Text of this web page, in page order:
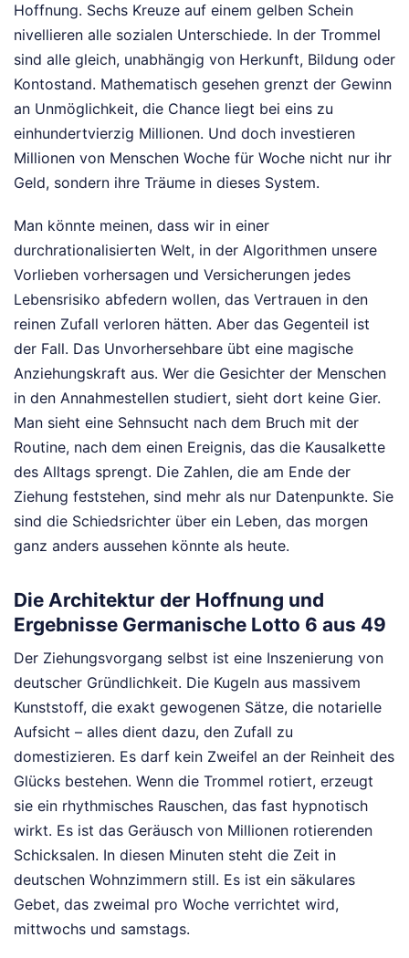
Hoffnung. Sechs Kreuze auf einem gelben Schein
nivellieren alle sozialen Unterschiede. In der Trommel
sind alle gleich, unabhängig von Herkunft, Bildung oder
Kontostand. Mathematisch gesehen grenzt der Gewinn
an Unmöglichkeit, die Chance liegt bei eins zu
einhundertvierzig Millionen. Und doch investieren
Millionen von Menschen Woche für Woche nicht nur ihr
Geld, sondern ihre Träume in dieses System.
Man könnte meinen, dass wir in einer
durchrationalisierten Welt, in der Algorithmen unsere
Vorlieben vorhersagen und Versicherungen jedes
Lebensrisiko abfedern wollen, das Vertrauen in den
reinen Zufall verloren hätten. Aber das Gegenteil ist
der Fall. Das Unvorhersehbare übt eine magische
Anziehungskraft aus. Wer die Gesichter der Menschen
in den Annahmestellen studiert, sieht dort keine Gier.
Man sieht eine Sehnsucht nach dem Bruch mit der
Routine, nach dem einen Ereignis, das die Kausalkette
des Alltags sprengt. Die Zahlen, die am Ende der
Ziehung feststehen, sind mehr als nur Datenpunkte. Sie
sind die Schiedsrichter über ein Leben, das morgen
ganz anders aussehen könnte als heute.
Die Architektur der Hoffnung und
Ergebnisse Germanische Lotto 6 aus 49
Der Ziehungsvorgang selbst ist eine Inszenierung von
deutscher Gründlichkeit. Die Kugeln aus massivem
Kunststoff, die exakt gewogenen Sätze, die notarielle
Aufsicht – alles dient dazu, den Zufall zu
domestizieren. Es darf kein Zweifel an der Reinheit des
Glücks bestehen. Wenn die Trommel rotiert, erzeugt
sie ein rhythmisches Rauschen, das fast hypnotisch
wirkt. Es ist das Geräusch von Millionen rotierenden
Schicksalen. In diesen Minuten steht die Zeit in
deutschen Wohnzimmern still. Es ist ein säkulares
Gebet, das zweimal pro Woche verrichtet wird,
mittwochs und samstags.